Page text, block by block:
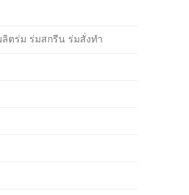
ลิตร่ม ร่มสกรีน ร่มสั่งทำ